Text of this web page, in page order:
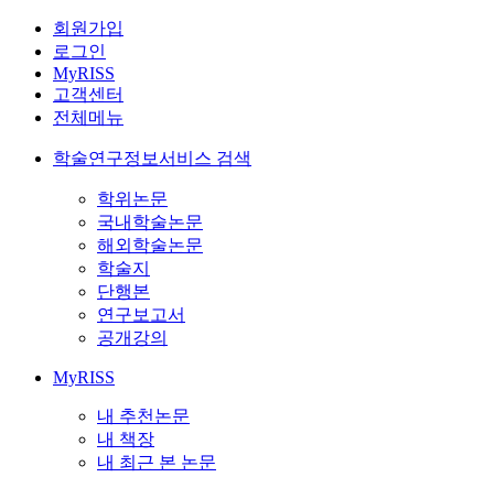
회원가입
로그인
MyRISS
고객센터
전체메뉴
학술연구정보서비스 검색
학위논문
국내학술논문
해외학술논문
학술지
단행본
연구보고서
공개강의
MyRISS
내 추천논문
내 책장
내 최근 본 논문